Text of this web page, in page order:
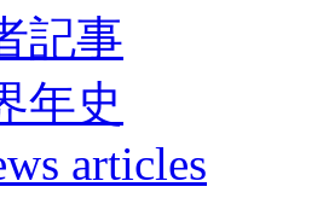
記事
年史
articles